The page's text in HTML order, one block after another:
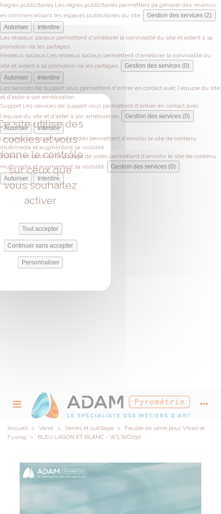
Régies publicitaires Les régies publicitaires permettent de générer des revenus
en commercialisant les espaces publicitaires du site.
Gestion des services (2)
Autoriser
Interdire
Les réseaux sociaux permettent d'améliorer la convivialité du site et aident à sa
promotion via les partages.
Réseaux sociaux Les réseaux sociaux permettent d'améliorer la convivialité du
site et aident à sa promotion via les partages.
Gestion des services (0)
Autoriser
Interdire
Les services de support vous permettent d'entrer en contact avec l'équipe du site
et d'aider à son amélioration.
Support Les services de support vous permettent d'entrer en contact avec
l'équipe du site et d'aider à son amélioration.
Gestion des services (0)
Autoriser
Interdire
Les services de partage de vidéo permettent d'enrichir le site de contenu
multimédia et augmentent sa visibilité.
Vidéos Les services de partage de vidéo permettent d'enrichir le site de contenu
multimédia et augmentent sa visibilité.
Gestion des services (0)
Autoriser
Interdire
site utilise des
cookies et vous
le contrôle
sur ceux que
vous souhaitez
activer
Tout accepter
Continuer sans accepter
Personnaliser
Accueil > Verre > Verres et outillage >
Feuille de verre pour Vitrail et
Fusing
> BLEU LAGON ET BLANC - WS WO250